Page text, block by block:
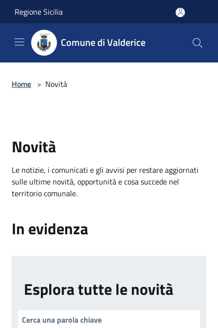
Regione Sicilia
Comune di Valderice
Home > Novità
Novità
Le notizie, i comunicati e gli avvisi per restare aggiornati
sulle ultime novità, opportunità e cosa succede nel
territorio comunale.
In evidenza
Esplora tutte le novità